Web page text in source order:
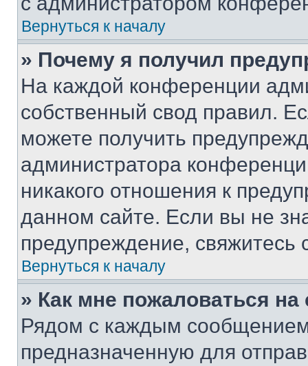
Вернуться к началу
» Почему я получил
На каждой конференции
собственный свод правил.
можете получить
администратора
никакого отношения к
данном сайте. Если вы не
предупреждение,
Вернуться к началу
» Как мне пожаловаться
Рядом с каждым сообщением
предназначенную для